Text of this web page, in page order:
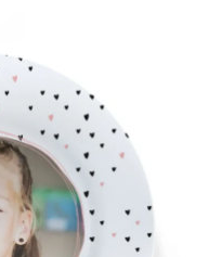
avis)
clients nous attribuent
(total de tous les